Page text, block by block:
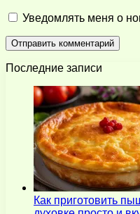
Уведомлять меня о
Последние записи
Как приготовить